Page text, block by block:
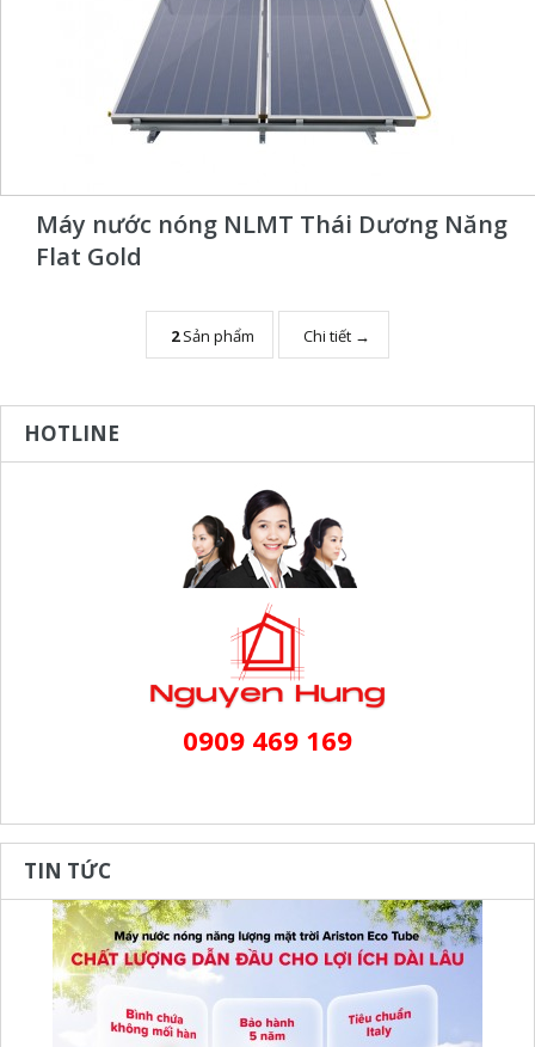
Máy nước nóng NLMT Thái Dương Năng
Flat Gold
2Sản phẩm Chi tiết →
HOTLINE
0909 469 169
TIN TỨC